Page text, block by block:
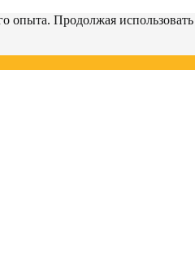
опыта. Продолжая